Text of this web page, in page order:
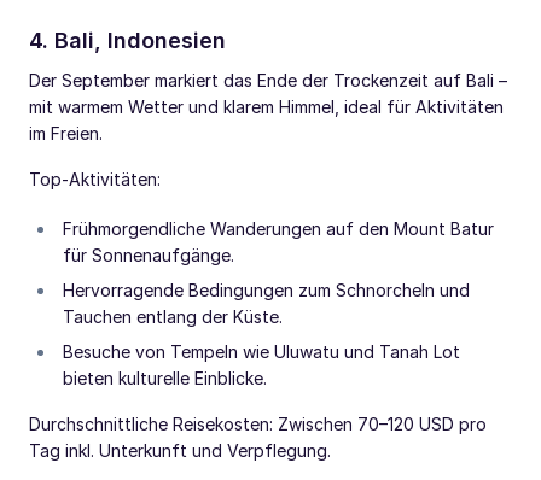
4. Bali, Indonesien
Der September markiert das Ende der Trockenzeit auf Bali –
mit warmem Wetter und klarem Himmel, ideal für Aktivitäten
im Freien.
Top-Aktivitäten:
Frühmorgendliche Wanderungen auf den Mount Batur
für Sonnenaufgänge.
Hervorragende Bedingungen zum Schnorcheln und
Tauchen entlang der Küste.
Besuche von Tempeln wie Uluwatu und Tanah Lot
bieten kulturelle Einblicke.
Durchschnittliche Reisekosten: Zwischen 70–120 USD pro
Tag inkl. Unterkunft und Verpflegung.